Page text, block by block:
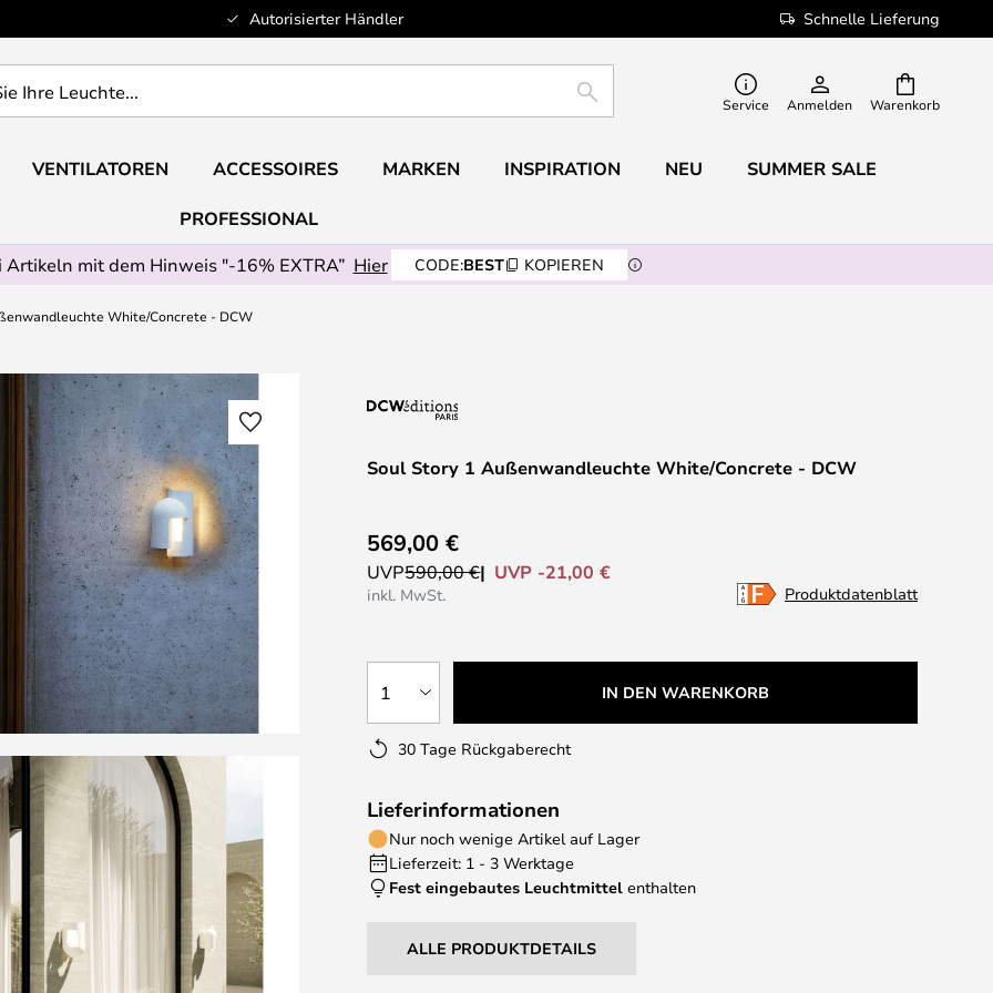
Autorisierter Händler Schnelle Lieferung
Warenkorb
SUCHE Service Anmelden
VENTILATOREN ACCESSOIRES MARKEN INSPIRATION NEU SUMMER SALE
PROFESSIONAL
mit dem Hinweis "-16% EXTRA” Hier CODE:BEST KOPIEREN
White/Concrete - DCW
Soul Story 1 Außenwandleuchte White/Concrete - DCW
569,00 €
UVP590,00 € UVP -21,00 €
inkl. MwSt. Produktdatenblatt
1 IN DEN WARENKORB
30 Tage Rückgaberecht
Lieferinformationen
Nur noch wenige Artikel auf Lager
Lieferzeit: 1 - 3 Werktage
Fest eingebautes Leuchtmittel enthalten
ALLE PRODUKTDETAILS